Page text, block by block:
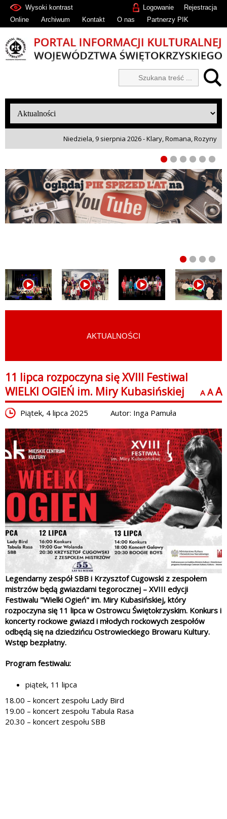
Rejestracja
Logowanie
Wysoki kontrast
Online
Archiwum Kontakt O nas Partnerzy PIK
Niedziela, 9 sierpnia 2026 - Klary, Romana, Rozyny
AKTUALNOŚCI
11 lipca rozpoczyna się XVIII Festiwal
WIELKI OGIEŃ im. Miry Kubasińskiej
A A A
Piątek, 4 lipca 2025 Autor: Inga Pamuła
Legendarny zespół SBB i Krzysztof Cugowski z zespołem
mistrzów będą gwiazdami tegorocznej – XVIII edycji
Festiwalu "Wielki Ogień" im. Miry Kubasińskiej, który
rozpoczyna się 11 lipca w Ostrowcu Świętokrzyskim. Konkurs i
koncerty rockowe gwiazd i młodych rockowych zespołów
odbędą się na dziedzińcu Ostrowieckiego Browaru Kultury.
Wstęp bezpłatny.
Program festiwalu:
piątek, 11 lipca
18.00 – koncert zespołu Lady Bird
19.00 – koncert zespołu Tabula Rasa
20.30 – koncert zespołu SBB